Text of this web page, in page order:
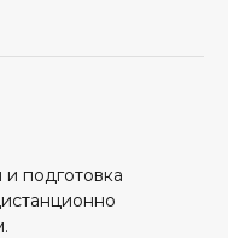
и подготовка